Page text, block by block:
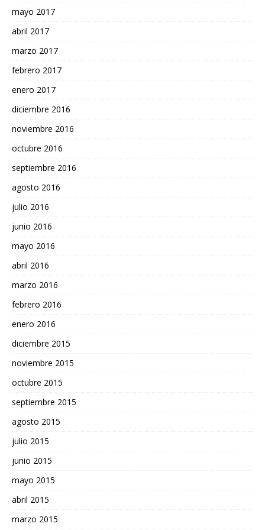
mayo 2017
abril 2017
marzo 2017
febrero 2017
enero 2017
diciembre 2016
noviembre 2016
octubre 2016
septiembre 2016
agosto 2016
julio 2016
junio 2016
mayo 2016
abril 2016
marzo 2016
febrero 2016
enero 2016
diciembre 2015
noviembre 2015
octubre 2015
septiembre 2015
agosto 2015
julio 2015
junio 2015
mayo 2015
abril 2015
marzo 2015